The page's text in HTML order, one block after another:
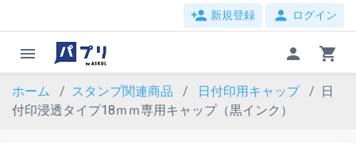
person_add 新規登録 person ログイン
menu person shopping_cart
ホーム スタンプ関連商品 日付印用キャップ
日
付印浸透タイプ18ｍｍ専用キャップ（黒インク）